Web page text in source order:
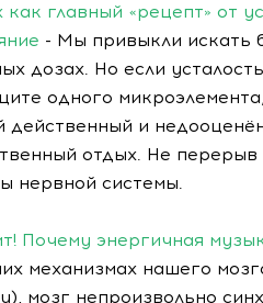
как главный «рецепт» от
- Мы привыкли искать
дозах. Но если
одного
действенный и
отдых. Не
нервной системы.
Почему энергичная
механизмах нашего
мозг непроизвольно